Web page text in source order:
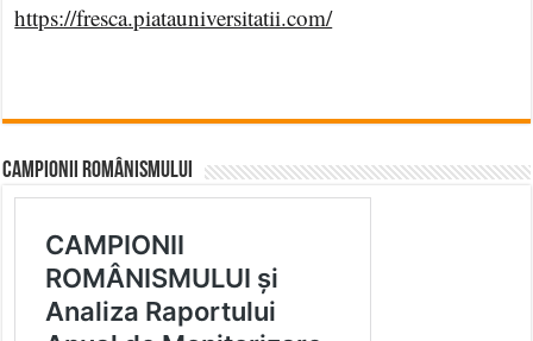
https://fresca.piatauniversitatii.com/
CAMPIONII ROMÂNISMULUI